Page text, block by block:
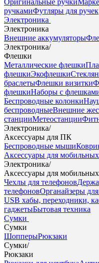
Оригинальные ручки
ручкамиФутляры для ручек
Электроника
Электроника
Внешние аккумуляторы
Электроника/
Флешки
Металлические флешки
флешкиЭкофлешки
браслетыФлешки визитки
флешкиНаборы с
Беспроводные колонки
беспроводныеВнешние
станцииМетеостанции
Электроника/
Аксессуары для ПК
Беспроводные мыши
Аксессуары для мобильных
Электроника/
Аксессуары для мобильных
Чехлы для телефонов
телефоновОрганайзеры
USB хабы, переходники,
гаджетыБытовая техника
Сумки
Сумки
ШопперыРюкзаки
Сумки/
Рюкзаки